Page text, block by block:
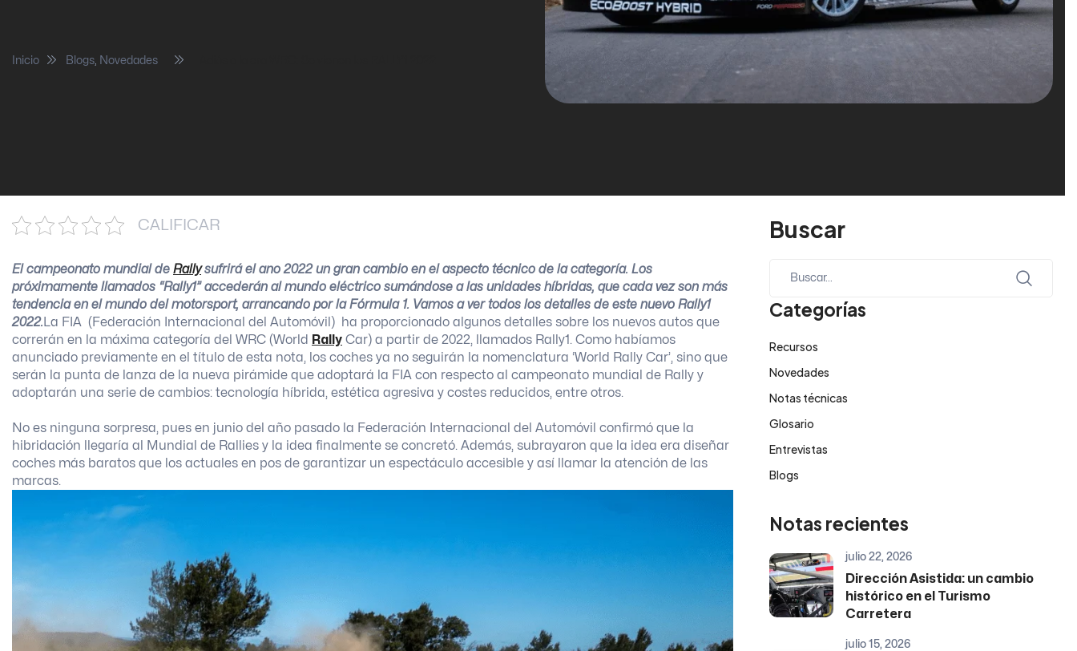
Inicio Blogs Novedades
CALIFICAR
El campeonato mundial de Rallysufrirá el año 2022 un gran cambio en el aspecto técnico de la categoría. Los
próximamente llamados “Rally1” accederán al mundo eléctrico sumándose a las unidades híbridas, que cada vez son más
tendencia en el mundo del motorsport, arrancando por la Fórmula 1. Vamos a ver todos los detalles de este nuevo Rally1
2022. La FIA (Federación Internacional del Automóvil) ha proporcionado algunos detalles sobre los nuevos autos que
correrán en la máxima categoría del WRC (World
Rally Car) a partir de 2022, llamados Rally1. Como habíamos
anunciado previamente en el título de esta nota, los coches ya no seguirán la nomenclatura ‘World Rally Car’, sino que
serán la punta de lanza de la nueva pirámide que adoptará la FIA con respecto al campeonato mundial de Rally y
adoptarán una serie de cambios: tecnología híbrida, estética agresiva y costes reducidos, entre otros.
No es ninguna sorpresa, pues en junio del año pasado la Federación Internacional del Automóvil confirmó que la
hibridación llegaría al Mundial de Rallies y la idea finalmente se concretó. Además, subrayaron que la idea era diseñar
coches más baratos que los actuales en pos de garantizar un espectáculo accesible y así llamar la atención de las
marcas.
Buscar
Categorías
Recursos
Novedades
Notas técnicas
Glosario
Entrevistas
Blogs
Notas recientes
julio 22, 2026
Dirección Asistida: un cambio
histórico en el Turismo
Carretera
julio 15, 2026